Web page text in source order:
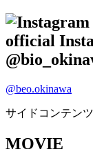
official
@beo.okinawa
サイドコンテンツ
MOVIE